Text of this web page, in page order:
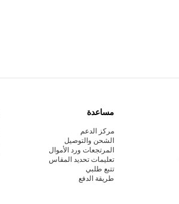
مساعدة
مركز الدعم
الشحن والتوصيل
المرتجعات ورد الأموال
تعليمات تحديد المقاس
تتبع طلبي
طريقة الدفع